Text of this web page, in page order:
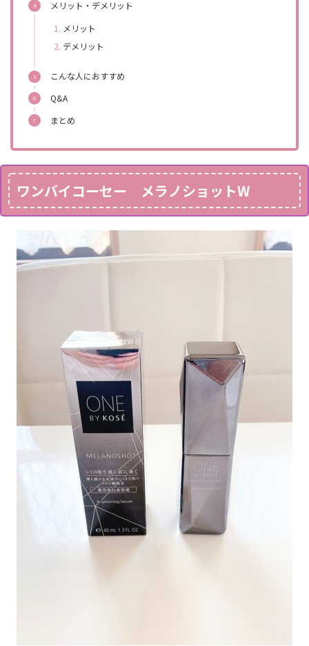
メリット・デメリット
メリット
デメリット
こんな人におすすめ
Q&A
まとめ
ワンバイコーセー メラノショットW